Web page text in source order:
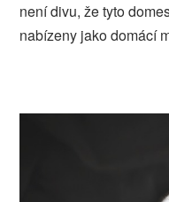
není divu, že tyto
nabízeny jako domácí